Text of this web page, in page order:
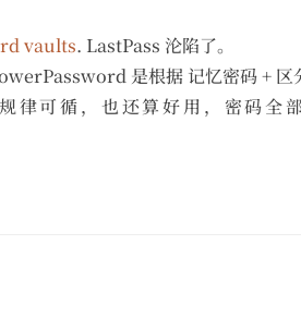
vaults. LastPass 沦陷了。
是根据 记忆密码 + 区
律可循，也还算好用，密码全